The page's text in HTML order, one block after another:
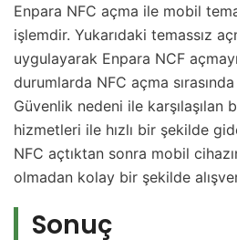
Enpara NFC açma ile mobil
işlemdir. Yukarıdaki temassız
uygulayarak Enpara NCF
durumlarda NFC açma
Güvenlik nedeni ile karşılaşılan
hizmetleri ile hızlı bir şekilde
NFC açtıktan sonra mobil
olmadan kolay bir şekilde
Sonuç